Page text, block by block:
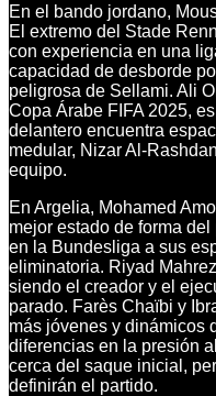
En el bando jordano,
El extremo del Stade
con experiencia en una
capacidad de desborde
peligrosa de Sellami. Ali
Copa Árabe FIFA 2025,
delantero encuentra
medular, Nizar Al-
equipo.
En Argelia, Mohamed
mejor estado de forma
en la Bundesliga a sus
eliminatoria. Riyad
siendo el creador y el
parado. Farès Chaïbi y
más jóvenes y dinámicos
diferencias en la presión
cerca del saque inicial,
definirán el partido.